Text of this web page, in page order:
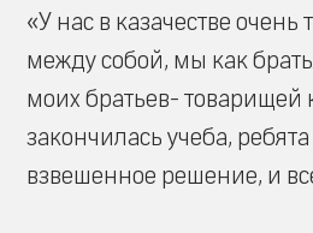
«У нас в казачестве очень
между собой, мы как
моих братьев- товарищей
закончилась учеба,
взвешенное решение, и